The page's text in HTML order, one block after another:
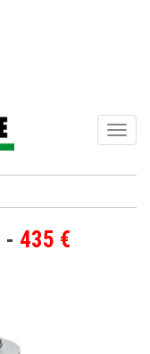
435 €